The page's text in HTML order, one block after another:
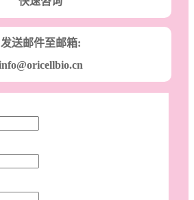
发送邮件至邮箱: